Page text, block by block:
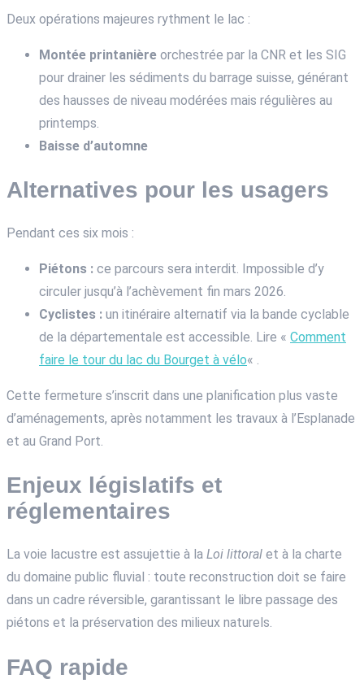
Deux opérations majeures rythment le lac :
Montée printanière orchestrée par la CNR et les SIG
pour drainer les sédiments du barrage suisse, générant
des hausses de niveau modérées mais régulières au
printemps.
Baisse d’automne
Alternatives pour les usagers
Pendant ces six mois :
Piétons : ce parcours sera interdit. Impossible d’y
circuler jusqu’à l’achèvement fin mars 2026.
Cyclistes : un itinéraire alternatif via la bande cyclable
de la départementale est accessible. Lire « Comment
faire le tour du lac du Bourget à vélo« .
Cette fermeture s’inscrit dans une planification plus vaste
d’aménagements, après notamment les travaux à l’Esplanade
et au Grand Port.
Enjeux législatifs et
réglementaires
La voie lacustre est assujettie à la Loi littoral et à la charte
du domaine public fluvial : toute reconstruction doit se faire
dans un cadre réversible, garantissant le libre passage des
piétons et la préservation des milieux naturels.
FAQ rapide